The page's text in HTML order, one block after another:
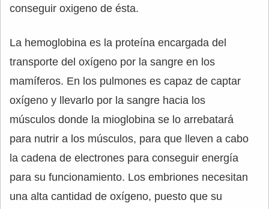
conseguir oxigeno de ésta.
La hemoglobina es la proteína encargada del
transporte del oxígeno por la sangre en los
mamíferos. En los pulmones es capaz de captar
oxígeno y llevarlo por la sangre hacia los
músculos donde la mioglobina se lo arrebatará
para nutrir a los músculos, para que lleven a cabo
la cadena de electrones para conseguir energía
para su funcionamiento. Los embriones necesitan
una alta cantidad de oxígeno, puesto que su